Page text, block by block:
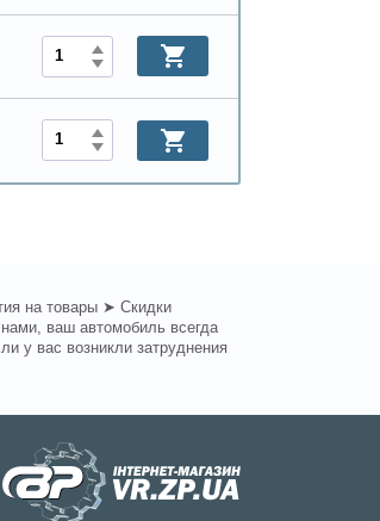
на товары ➤ Скидки
ваш автомобиль всегда
у вас возникли затруднения